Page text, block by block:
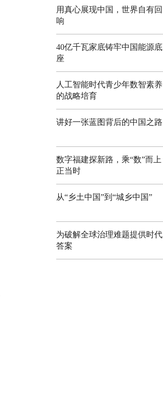
用真心展现中国，世界自有回
响
40亿千瓦家底铸牢中国能源底
座
人工智能时代青少年数智素养
的战略培育
讲好一张蓝图背后的中国之路
数字福建探新路，乘“数”而上
正当时
从“乡土中国”到“城乡中国”
为破解全球治理难题提供时代
答案